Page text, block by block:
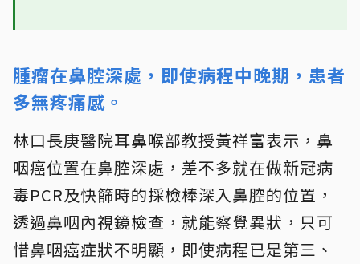
腫瘤在鼻腔深處，即使病程中晚期，患者
多無疼痛感。
林口長庚醫院耳鼻喉部教授黃祥富表示，鼻
咽癌位置在鼻腔深處，差不多就在做新冠病
毒PCR及快篩時的採檢棒深入鼻腔的位置，
透過鼻咽內視鏡檢查，就能察覺異狀，只可
惜鼻咽癌症狀不明顯，即使病程已是第三、